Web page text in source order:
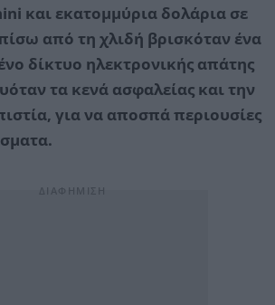
και εκατομμύρια δολάρια σε
από τη χλιδή βρισκόταν ένα
δίκτυο ηλεκτρονικής απάτης
τα κενά ασφαλείας και την
για να αποσπά περιουσίες